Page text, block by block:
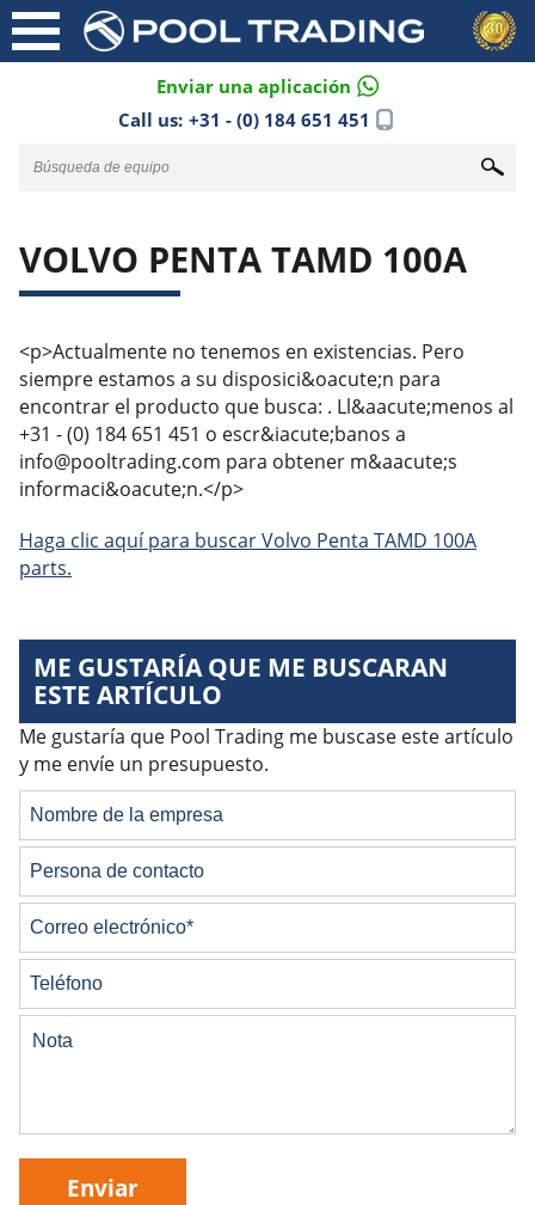
Enviar una aplicación
Call us: +31 - (0) 184 651 451
VOLVO PENTA TAMD 100A
<p>Actualmente no tenemos en existencias. Pero
siempre estamos a su disposici&oacute;n para
encontrar el producto que busca: . Ll&aacute;menos al
+31 - (0) 184 651 451 o escr&iacute;banos a
info@pooltrading.com para obtener m&aacute;s
informaci&oacute;n.</p>
Haga clic aquí para buscar Volvo Penta TAMD 100A
parts.
ME GUSTARÍA QUE ME BUSCARAN
ESTE ARTÍCULO
Me gustaría que Pool Trading me buscase este artículo
y me envíe un presupuesto.
Enviar